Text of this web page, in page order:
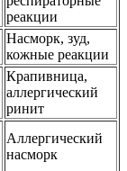
реакции
Насморк, зуд,
кожные реакции
Крапивница,
аллергический
ринит
Аллергический
насморк